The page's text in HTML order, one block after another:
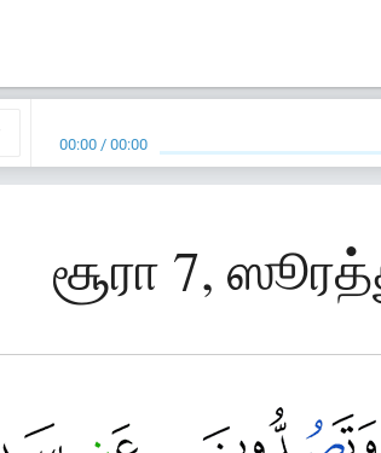
00:00 /00:00
சூரா 7,